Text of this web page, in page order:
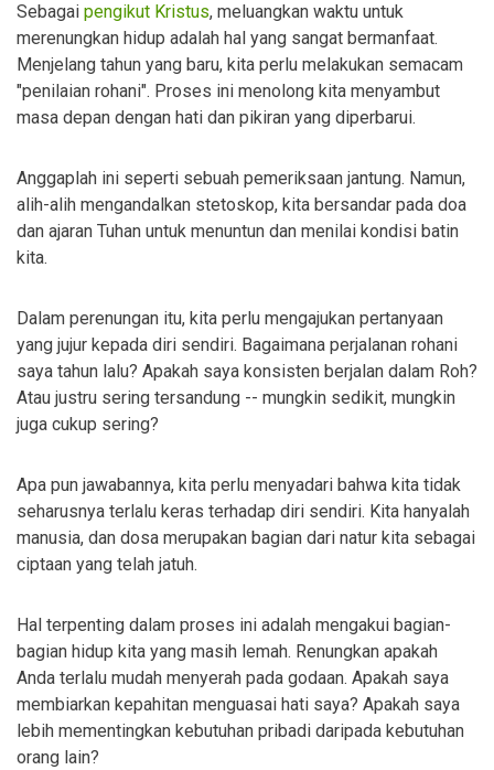
Sebagai pengikut Kristus, meluangkan waktu untuk
merenungkan hidup adalah hal yang sangat bermanfaat.
Menjelang tahun yang baru, kita perlu melakukan semacam
"penilaian rohani". Proses ini menolong kita menyambut
masa depan dengan hati dan pikiran yang diperbarui.
Anggaplah ini seperti sebuah pemeriksaan jantung. Namun,
alih-alih mengandalkan stetoskop, kita bersandar pada doa
dan ajaran Tuhan untuk menuntun dan menilai kondisi batin
kita.
Dalam perenungan itu, kita perlu mengajukan pertanyaan
yang jujur kepada diri sendiri. Bagaimana perjalanan rohani
saya tahun lalu? Apakah saya konsisten berjalan dalam Roh?
Atau justru sering tersandung -- mungkin sedikit, mungkin
juga cukup sering?
Apa pun jawabannya, kita perlu menyadari bahwa kita tidak
seharusnya terlalu keras terhadap diri sendiri. Kita hanyalah
manusia, dan dosa merupakan bagian dari natur kita sebagai
ciptaan yang telah jatuh.
Hal terpenting dalam proses ini adalah mengakui bagian-
bagian hidup kita yang masih lemah. Renungkan apakah
Anda terlalu mudah menyerah pada godaan. Apakah saya
membiarkan kepahitan menguasai hati saya? Apakah saya
lebih mementingkan kebutuhan pribadi daripada kebutuhan
orang lain?